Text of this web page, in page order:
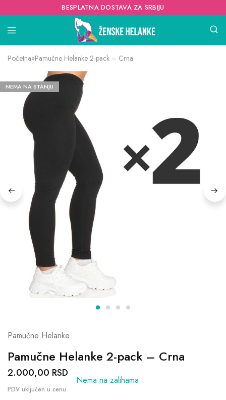
BESPLATNA DOSTAVA ZA SRBIJU
Početna»Pamučne Helanke 2-pack – Crna
NEMA NA STANJU
Pamučne Helanke
Pamučne Helanke 2-pack – Crna
2.000,00 RSD
Nema na zalihama